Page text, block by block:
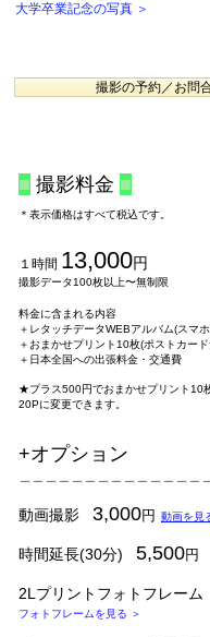
大学卒業記念の写真 ＞
撮影の予約／お問
■ 撮影料金 ■
＊表示価格はすべて税込です。
１時間 13,000円
撮影データ100枚以上〜無制限
料金に含まれる内容
＋レタッチデータWEBアルバム(スマ
＋ おまかせプリント10枚(ポストカー
＋日本全国への出張料金・交通費
★プラス500円でおまかせプリント10
20Pに変更できます。
+オプション
動画撮影 3,000円 動画を見
時間延長(30分) 5,500円
2Lプリントフォトフレーム
フォトフレームを見る ＞